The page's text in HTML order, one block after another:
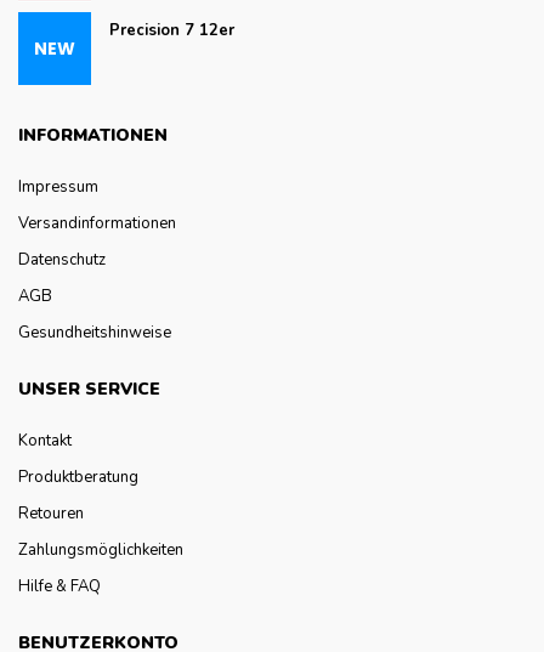
Precision 7 12er
INFORMATIONEN
Impressum
Versandinformationen
Datenschutz
AGB
Gesundheitshinweise
UNSER SERVICE
Kontakt
Produktberatung
Retouren
Zahlungsmöglichkeiten
Hilfe & FAQ
BENUTZERKONTO